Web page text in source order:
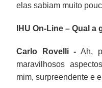
elas sabiam muito
IHU On-Line – Qual
Carlo Rovelli - Ah,
maravilhosos
mim, surpreendente e